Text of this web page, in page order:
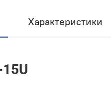
Характеристики